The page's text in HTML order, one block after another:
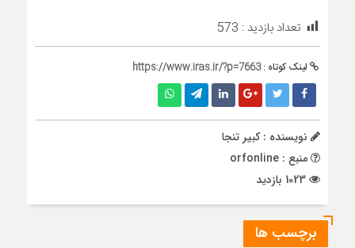
تعداد بازدید : 573
لینک کوتاه :https://www.iras.ir/?p=7663
نویسنده : کبیر تنجا
منبع : orfonline
برچسب ها